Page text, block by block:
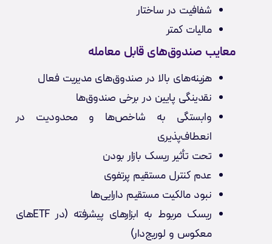
شفافیت در ساختار
مالیات کمتر
معایب صندوق‌های قابل معامله
هزینه‌های بالا در صندوق‌های مدیریت فعال
نقدینگی پایین در برخی صندوق‌ها
وابستگی به شاخص‌ها و محدودیت در
انعطاف‌پذیری
تحت تأثیر ریسک بازار بودن
عدم کنترل مستقیم پرتفوی
نبود مالکیت مستقیم دارایی‌ها
ریسک مربوط به ابزارهای پیشرفته (در ETF‌های
معکوس و لوریج‌دار)